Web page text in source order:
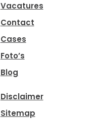
Vacatures
Contact
Cases
Foto’s
Blog
Disclaimer
Sitemap